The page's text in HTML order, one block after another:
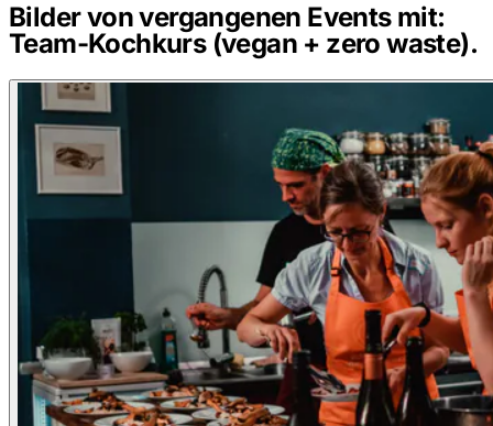
Bilder von vergangenen Events mit:
Team-Kochkurs (vegan + zero waste).